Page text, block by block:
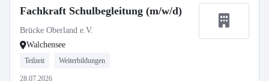
Fachkraft Schulbegleitung (m/w/d)
Brücke Oberland e.V.
Walchensee
Teilzeit Weiterbildungen
28.07.2026